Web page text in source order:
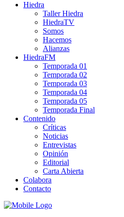
Hiedra
Taller Hiedra
HiedraTV
Somos
Hacemos
Alianzas
HiedraFM
Temporada 01
Temporada 02
Temporada 03
Temporada 04
Temporada 05
Temporada Final
Contenido
Críticas
Noticias
Entrevistas
Opinión
Editorial
Carta Abierta
Colabora
Contacto